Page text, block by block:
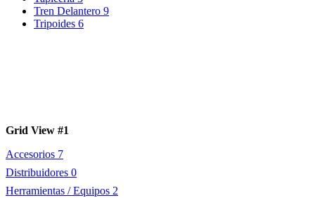
Tren Delantero 9
Tripoides 6
Grid View #1
Accesorios 7
Distribuidores 0
Herramientas / Equipos 2